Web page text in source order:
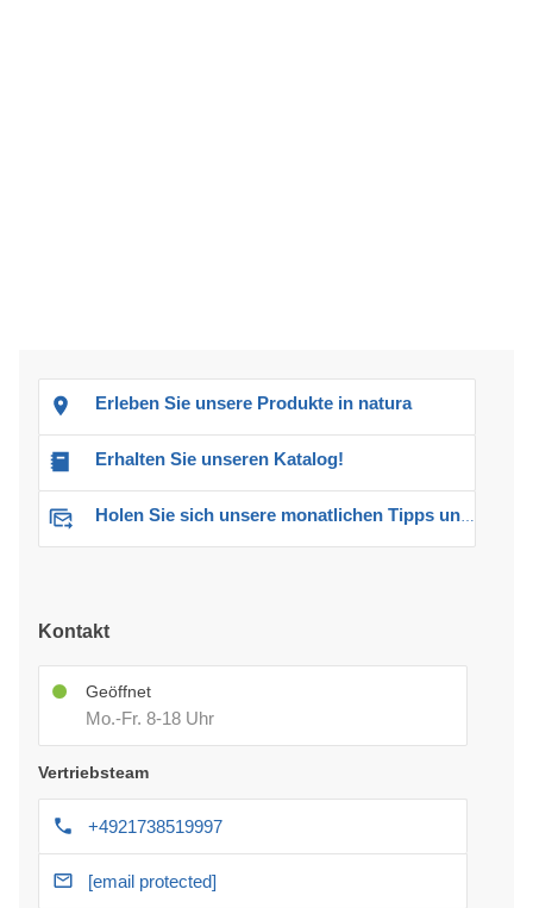
Erleben Sie unsere Produkte in natura
Erhalten Sie unseren Katalog!
Holen Sie sich unsere monatlichen Tipps und Angebote
Kontakt
Geöffnet
Mo.-Fr. 8-18 Uhr
Vertriebsteam
+4921738519997
[email protected]